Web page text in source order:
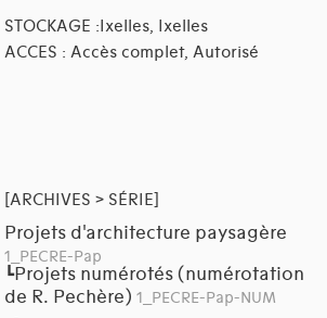
STOCKAGE :Ixelles, Ixelles
ACCES : Accès complet, Autorisé
[ARCHIVES > SÉRIE]
Projets d'architecture paysagère
1_PECRE-Pap
┗Projets numérotés (numérotation
de R. Pechère) 1_PECRE-Pap-NUM